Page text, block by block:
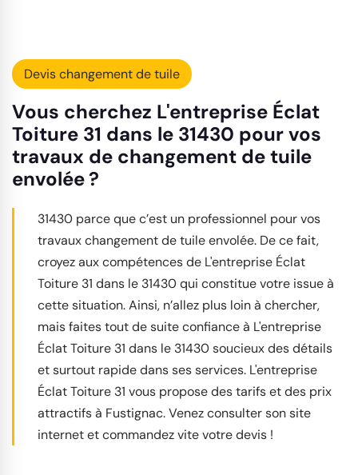
Devis changement de tuile
Vous cherchez L'entreprise Éclat
Toiture 31 dans le 31430 pour vos
travaux de changement de tuile
envolée ?
31430 parce que c’est un professionnel pour vos
travaux changement de tuile envolée. De ce fait,
croyez aux compétences de L'entreprise Éclat
Toiture 31 dans le 31430 qui constitue votre issue à
cette situation. Ainsi, n’allez plus loin à chercher,
mais faites tout de suite confiance à L'entreprise
Éclat Toiture 31 dans le 31430 soucieux des détails
et surtout rapide dans ses services. L'entreprise
Éclat Toiture 31 vous propose des tarifs et des prix
attractifs à Fustignac. Venez consulter son site
internet et commandez vite votre devis !